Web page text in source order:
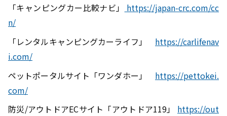
「キャンピングカー比較ナビ」
https://japan-crc.com/cc
n/
「レンタルキャンピングカーライフ」 https://carlifenav
i.com/
ペットポータルサイト「ワンダホー」 https://pettokei.
com/
防災/アウトドアECサイト「アウトドア119」 https://out